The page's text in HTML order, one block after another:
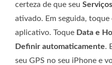
certeza de que seu
ativado. Em seguida, toque
aplicativo. Toque Data e
Definir automaticamente.
seu GPS no seu iPhone e